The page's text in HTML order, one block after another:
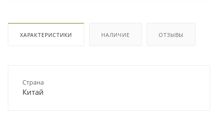
ХАРАКТЕРИСТИКИ НАЛИЧИЕ ОТЗЫВЫ
Страна
Китай